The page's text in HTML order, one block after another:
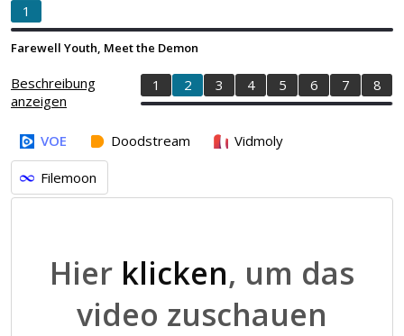
1
Farewell Youth, Meet the Demon
1 2 3 4 5 6 7 8
Beschreibung
anzeigen
VOE Doodstream Vidmoly
Filemoon
Hier klicken, um das
video zuschauen